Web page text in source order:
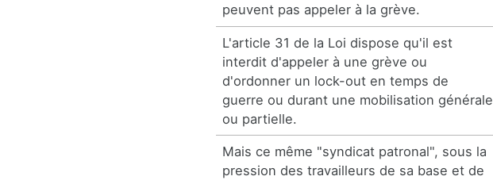
peuvent pas appeler à la grève.
L'article 31 de la Loi dispose qu'il est
interdit d'appeler à une grève ou
d'ordonner un lock-out en temps de
guerre ou durant une mobilisation générale
ou partielle.
Mais ce même "syndicat patronal", sous la
pression des travailleurs de sa base et de